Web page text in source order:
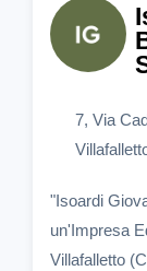
7, Via
"Isoardi
un'Impresa
Villafalletto